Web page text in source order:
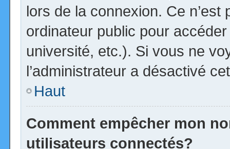
lors de la connexion. Ce
ordinateur public pour
université, etc.). Si vous ne
l’administrateur a désactivé
Haut
Comment empêcher mon
utilisateurs connectés?